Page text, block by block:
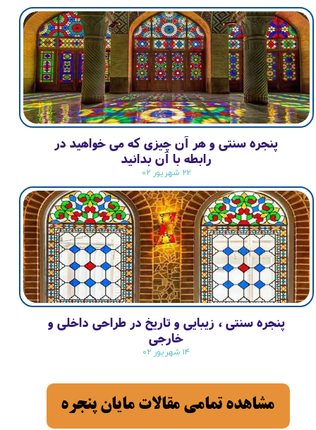
پنجره سنتی و هر آن چیزی که می خواهید در
رابطه با آن بدانید
۲۲ شهریور ۰۲
پنجره‌ سنتی ، زیبایی و تاریخ در طراحی داخلی و
خارجی
۱۴ شهریور ۰۲
مشاهده تمامي مقالات مايان پنجره